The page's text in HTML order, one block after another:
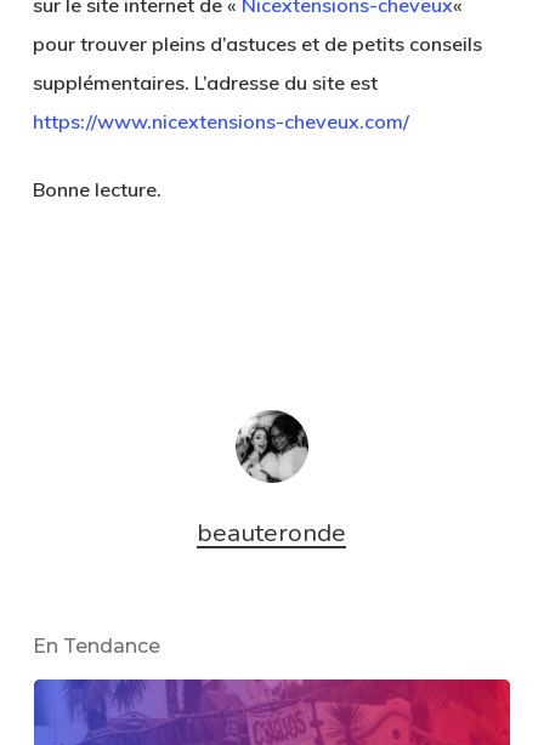
sur le site internet de « Nicextensions-cheveux«
pour trouver pleins d’astuces et de petits conseils
supplémentaires. L’adresse du site est
https://www.nicextensions-cheveux.com/
Bonne lecture.
beauteronde
En Tendance